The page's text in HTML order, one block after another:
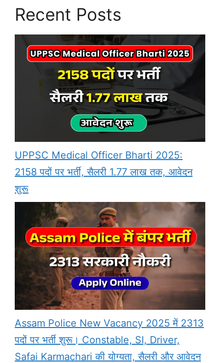
Recent Posts
UPPSC Medical Officer Bharti 2025:
2158 पदों पर भर्ती, सैलरी 1.77 लाख तक, आवेदन
शुरू
Assam Police New Vacancy 2025 में 2313
पदों पर भर्ती शुरू। Constable, SI, Driver,
Safai Karmachari की योग्यता, सैलरी और आवेदन